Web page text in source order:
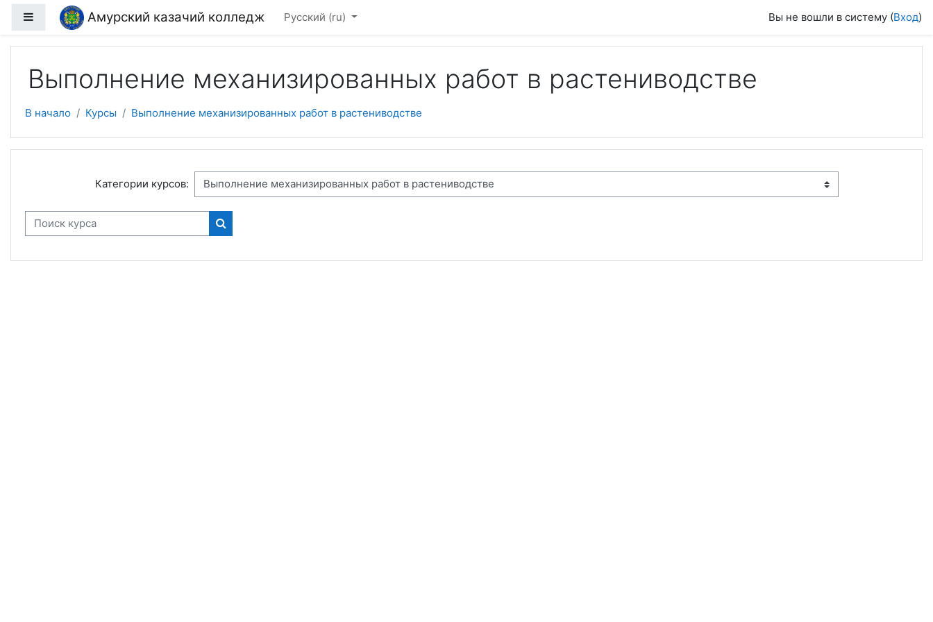
Перейти к основному содержанию
Боковая панельАмурский казачий колледж Русский ‎(ru)‎ Вы не вошли в систему (Вход)
Выполнение механизированных работ в растениводстве
В начало Курсы Выполнение механизированных работ в растениводстве
Категории курсов:
Поиск курса
Поиск курса